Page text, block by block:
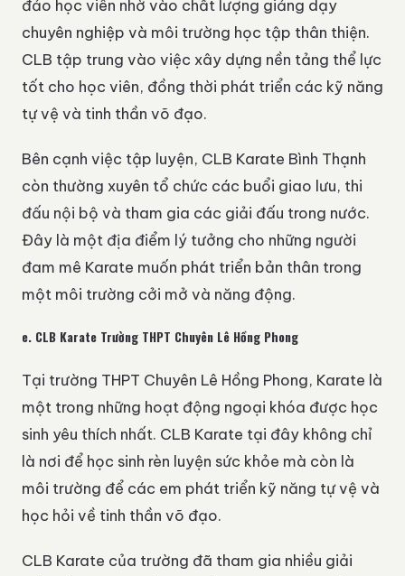
đảo học viên nhờ vào chất lượng giảng dạy
chuyên nghiệp và môi trường học tập thân thiện.
CLB tập trung vào việc xây dựng nền tảng thể lực
tốt cho học viên, đồng thời phát triển các kỹ năng
tự vệ và tinh thần võ đạo.
Bên cạnh việc tập luyện, CLB Karate Bình Thạnh
còn thường xuyên tổ chức các buổi giao lưu, thi
đấu nội bộ và tham gia các giải đấu trong nước.
Đây là một địa điểm lý tưởng cho những người
đam mê Karate muốn phát triển bản thân trong
một môi trường cởi mở và năng động.
e. CLB Karate Trường THPT Chuyên Lê Hồng Phong
Tại trường THPT Chuyên Lê Hồng Phong, Karate là
một trong những hoạt động ngoại khóa được học
sinh yêu thích nhất. CLB Karate tại đây không chỉ
là nơi để học sinh rèn luyện sức khỏe mà còn là
môi trường để các em phát triển kỹ năng tự vệ và
học hỏi về tinh thần võ đạo.
CLB Karate của trường đã tham gia nhiều giải